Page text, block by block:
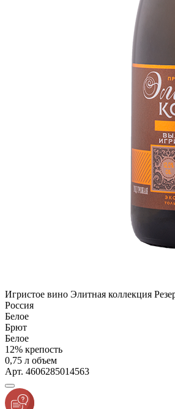
Игристое вино Элитная коллекция
Россия
Белое
Брют
Белое
12% крепость
0,75 л объем
Арт. 4606285014563